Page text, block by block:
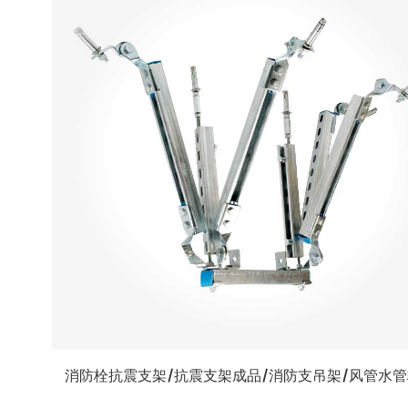
消防栓抗震支架/抗震支架成品/消防支吊架/风管水